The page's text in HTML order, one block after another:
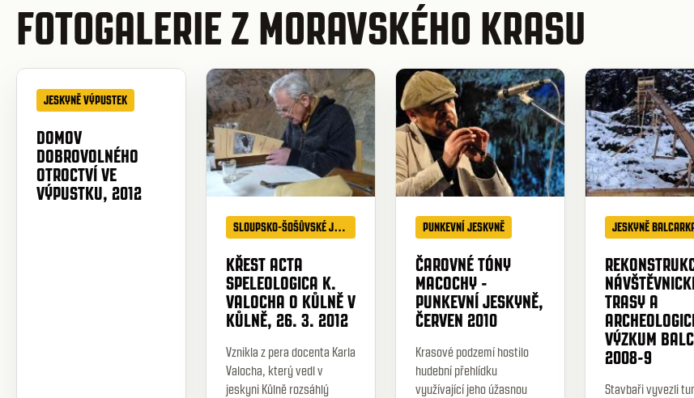
FOTOGALERIE Z MORAVSKÉHO KRASU
JESKYNĚ VÝPUSTEK
DOMOV
DOBROVOLNÉHO
OTROCTVÍ VE
VÝPUSTKU, 2012
SLOUPSKO-ŠOŠŮVSKÉ JESKYNĚ
KŘEST ACTA
SPELEOLOGICA K.
VALOCHA O KŮLNĚ V
KŮLNĚ, 26. 3. 2012
Vznikla z pera docenta Karla
Valocha, který vedl v
jeskyni Kůlně rozsáhlý
PUNKEVNÍ JESKYNĚ
ČAROVNÉ TÓNY
MACOCHY -
PUNKEVNÍ JESKYNĚ,
ČERVEN 2010
Krasové podzemí hostilo
hudební přehlídku
využívající jeho úžasnou
JESKYNĚ
TRASY A
VÝZKUM
2008-9
Stavbaři vyvezli